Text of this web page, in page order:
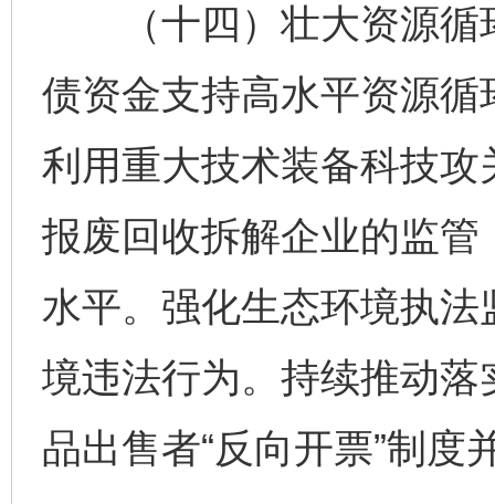
（十四）壮大资源循
债资金支持高水平资源
利用重大技术装备科技
报废回收拆解企业的监
水平。强化生态环境执
境违法行为。持续推动
品出售者“反向开票”制度